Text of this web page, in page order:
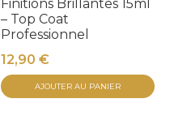
Finitions Brillantes 15ml
– Top Coat
Professionnel
12,90 €
AJOUTER AU PANIER